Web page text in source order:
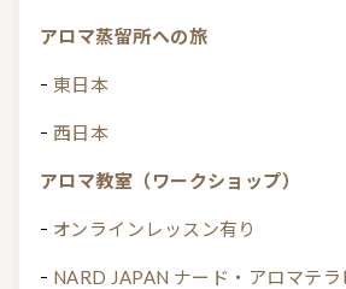
アロマ蒸留所への旅
東日本
西日本
アロマ教室（ワークショップ）
オンラインレッスン有り
NARD JAPAN ナード・アロマテ